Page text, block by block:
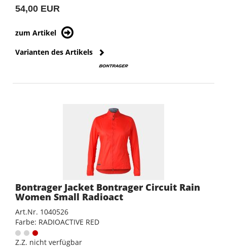
54,00 EUR
zum Artikel
Varianten des Artikels
Bontrager Jacket Bontrager Circuit Rain
Women Small Radioact
Art.Nr. 1040526
Farbe: RADIOACTIVE RED
Z.Z. nicht verfügbar